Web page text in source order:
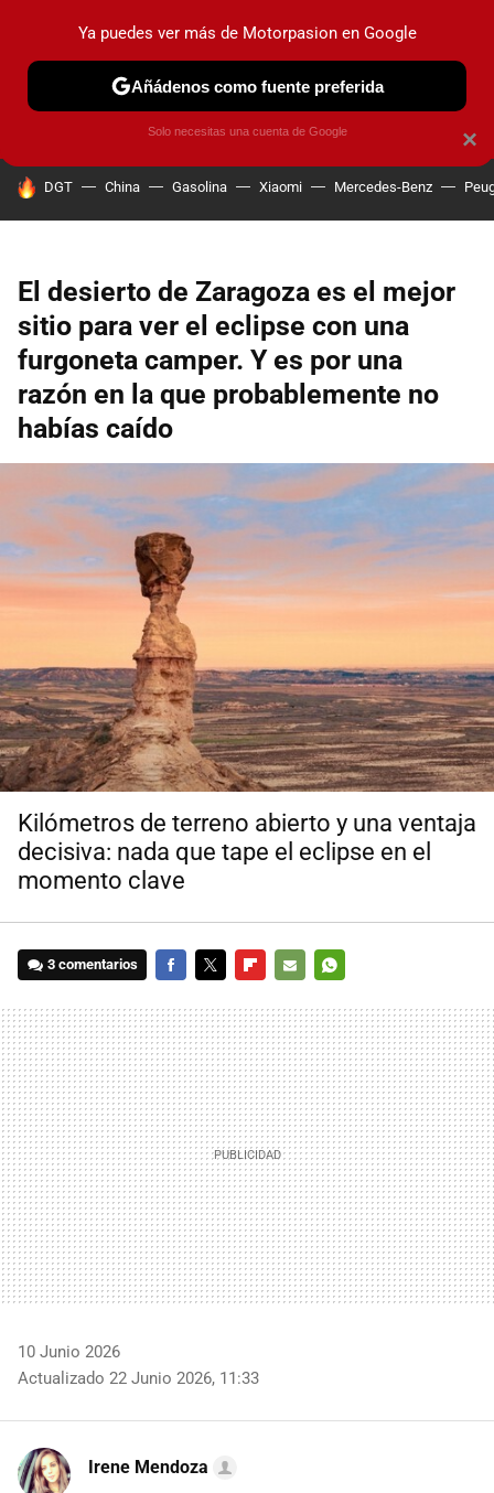
PRUEBAS COCHES ELÉCTRICOS OBSERVATORIO
HOY SE HABLA DE
DGT China Gasolina Xiaomi Mercedes-Benz
El desierto de Zaragoza es el mejor
sitio para ver el eclipse con una
furgoneta camper. Y es por una
razón en la que probablemente no
habías caído
Kilómetros de terreno abierto y una ventaja
decisiva: nada que tape el eclipse en el
momento clave
3 comentarios
MAIL
10 Junio 2026
Actualizado 22 Junio 2026, 11:33
Irene Mendoza
×
Ya puedes ver más de Motorpasion en Google
Añádenos como fuente preferida
Solo necesitas una cuenta de Google